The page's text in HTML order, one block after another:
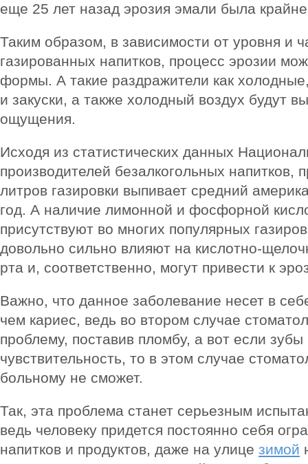
еще 25 лет назад эрозия эмали была
Таким образом, в зависимости от уровня и
газированных напитков, процесс эрозии
формы. А такие раздражители как
и закуски, а также холодный воздух будут
ощущения.
Исходя из статистических данных
производителей безалкогольных напитков,
литров газировки выпивает средний
год. А наличие лимонной и фосфорной
присутствуют во многих популярных
довольно сильно влияют на кислотно-
рта и, соответственно, могут привести к
Важно, что данное заболевание несет в
чем кариес, ведь во втором случае
проблему, поставив пломбу, а вот если
чувствительность, то в этом случае
больному не сможет.
Так, эта проблема станет серьезным
ведь человеку придется постоянно себя
напитков и продуктов, даже на улице зимой